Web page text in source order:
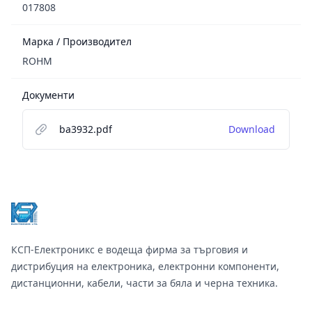
017808
Марка / Производител
ROHM
Документи
ba3932.pdf Download
КСП-Електроникс е водеща фирма за търговия и
дистрибуция на електроника, електронни компоненти,
дистанционни, кабели, части за бяла и черна техника.